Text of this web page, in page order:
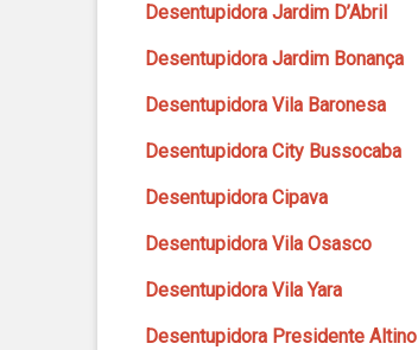
Desentupidora Jardim D’Abril
Desentupidora Jardim Bonança
Desentupidora Vila Baronesa
Desentupidora City Bussocaba
Desentupidora Cipava
Desentupidora Vila Osasco
Desentupidora Vila Yara
Desentupidora Presidente Altino